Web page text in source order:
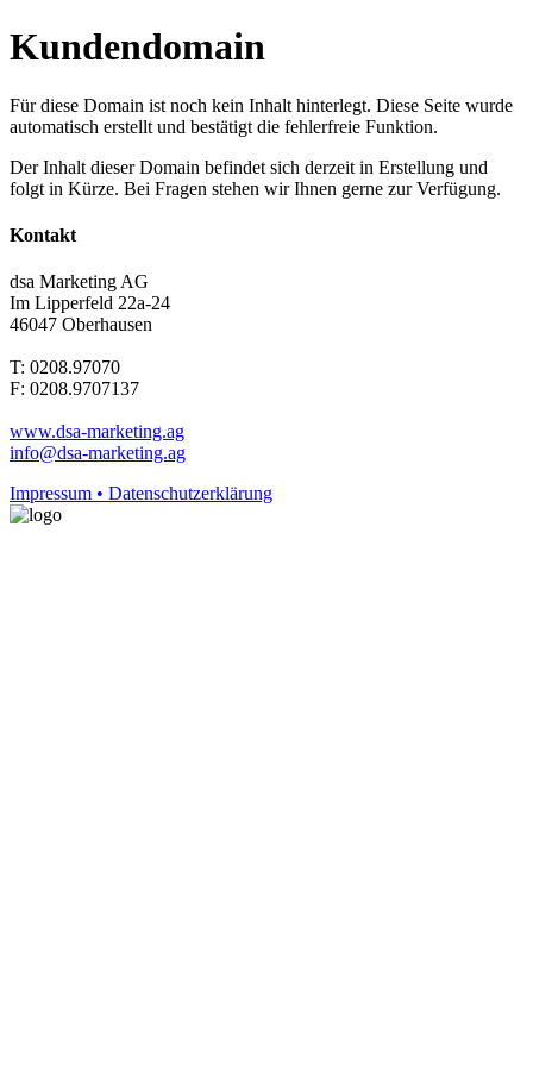
Kundendomain
Für diese Domain ist noch kein Inhalt hinterlegt. Diese Seite wurde
automatisch erstellt und bestätigt die fehlerfreie Funktion.
Der Inhalt dieser Domain befindet sich derzeit in Erstellung und
folgt in Kürze. Bei Fragen stehen wir Ihnen gerne zur Verfügung.
Kontakt
dsa Marketing AG
Im Lipperfeld 22a-24
46047 Oberhausen
T: 0208.97070
F: 0208.9707137
www.dsa-marketing.ag
info@dsa-marketing.ag
Impressum • Datenschutzerklärung